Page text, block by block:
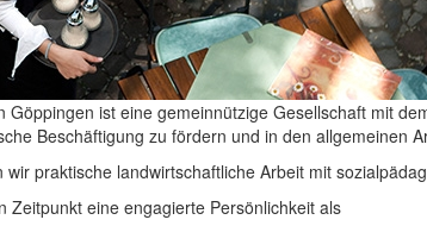
ist eine gemeinnützige Gesellschaft mit
Beschäftigung zu fördern und in den allgemeinen
wir praktische landwirtschaftliche Arbeit mit
Zeitpunkt eine engagierte Persönlichkeit als